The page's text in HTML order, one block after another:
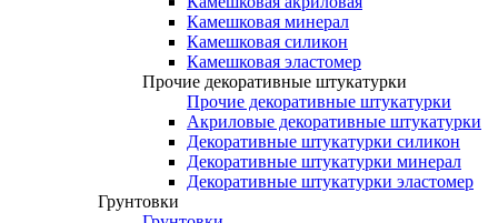
Камешковая минерал
Камешковая силикон
Камешковая эластомер
Прочие декоративные штукатурки
Прочие декоративные штукатурки
Акриловые декоративные штукатурки
Декоративные штукатурки силикон
Декоративные штукатурки минерал
Декоративные штукатурки эластомер
Грунтовки